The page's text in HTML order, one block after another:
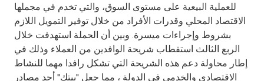
للعملية البيعية على مستوى السوق، والتي تخدم في مجملها
الاقتصاد المحلي وقدرات الأفراد من خلال توفير التمويل اللازم
بشروط وإجراءات ميسرة. وبين أن الحملة استهدفت خلال
الربع الثالث استقطاب شريحة الوافدين من العملاء وذلك في
إطار محاولة دعم هذه الشريحة التي تشكل رافدا مهما للنشاط
الاقتصادي والخدمي في الدولة ، مما جعل "بيتك" أحد مصادر